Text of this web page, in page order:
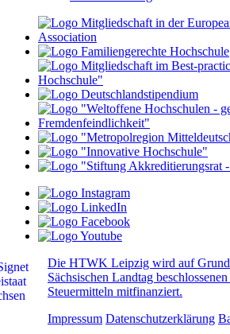
Die HTWK Leipzig wird auf
Sächsischen Landtag
Steuermitteln mitfinanziert.
Impressum Datenschutzerklärung